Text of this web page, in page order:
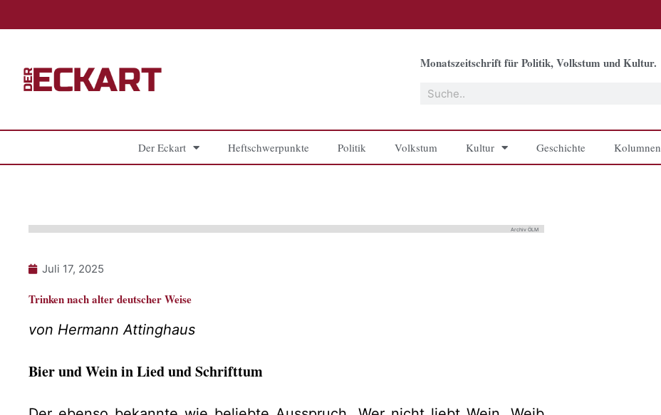
Monatszeitschrift für Politik, Volkstum und Kultur.
Suche
Der Eckart Heftschwerpunkte Politik Volkstum Kultur Geschichte Kolumnen
Archiv ÖLM
Juli 17, 2025
Trinken nach alter deutscher Weise
von Hermann Attinghaus
Bier und Wein in Lied und Schrifttum